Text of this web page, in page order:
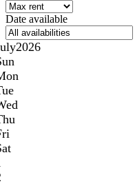
Date available
2026